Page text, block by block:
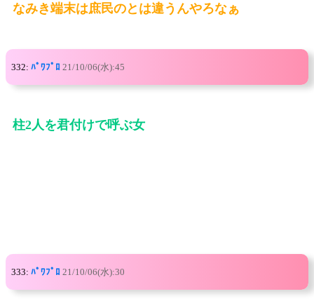
なみき端末は庶民のとは違うんやろなぁ
332: ﾊﾟﾜﾌﾟﾛ 21/10/06(水):45
柱2人を君付けで呼ぶ女
333: ﾊﾟﾜﾌﾟﾛ 21/10/06(水):30